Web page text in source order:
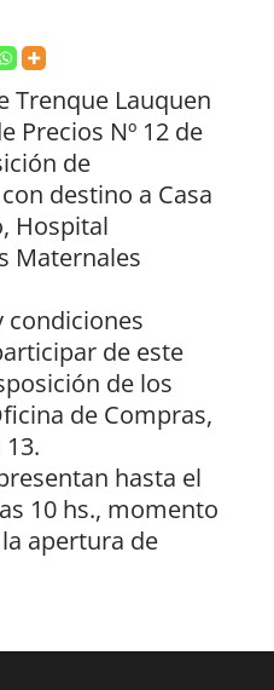
Trenque Lauquen
Precios Nº 12 de
de
destino a Casa
Hospital
Maternales
condiciones
de este
de los
de Compras,
hasta el
10 hs., momento
apertura de